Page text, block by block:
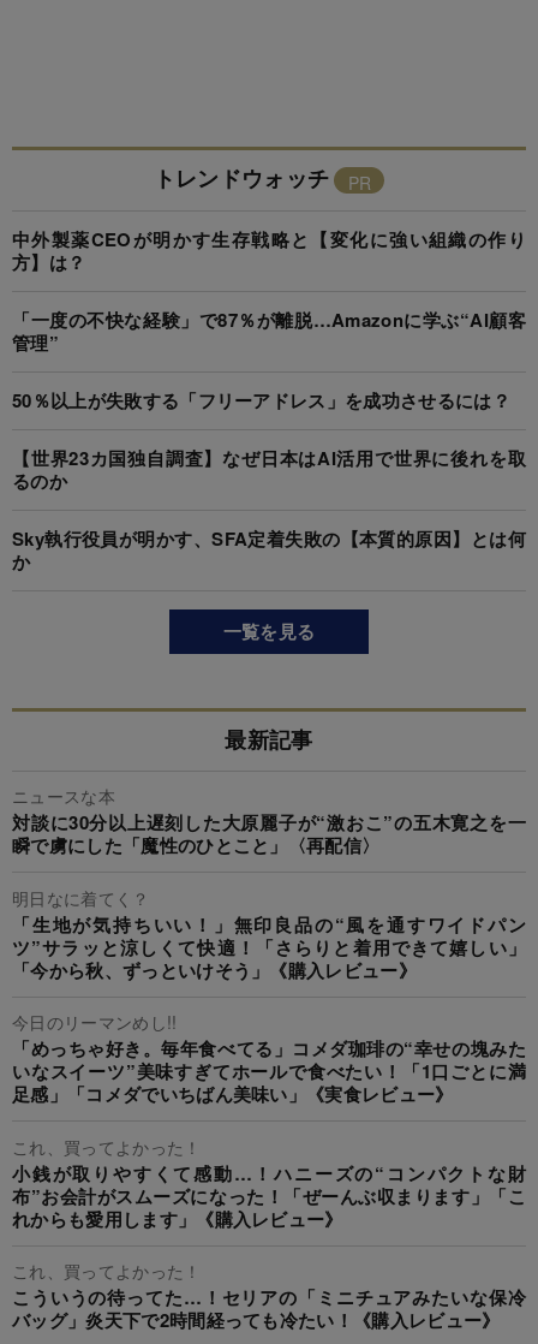
トレンドウォッチ
中外製薬CEOが明かす生存戦略と【変化に強い組織の作り
方】は？
「一度の不快な経験」で87％が離脱…Amazonに学ぶ“AI顧客
管理”
50％以上が失敗する「フリーアドレス」を成功させるには？
【世界23カ国独自調査】なぜ日本はAI活用で世界に後れを取
るのか
Sky執行役員が明かす、SFA定着失敗の【本質的原因】とは何
か
一覧を見る
最新記事
ニュースな本
対談に30分以上遅刻した大原麗子が“激おこ”の五木寛之を一
瞬で虜にした「魔性のひとこと」〈再配信〉
明日なに着てく？
「生地が気持ちいい！」無印良品の“風を通すワイドパン
ツ”サラッと涼しくて快適！「さらりと着用できて嬉しい」
「今から秋、ずっといけそう」《購入レビュー》
今日のリーマンめし!!
「めっちゃ好き。毎年食べてる」コメダ珈琲の“幸せの塊みた
いなスイーツ”美味すぎてホールで食べたい！「1口ごとに満
足感」「コメダでいちばん美味い」《実食レビュー》
これ、買ってよかった！
小銭が取りやすくて感動…！ハニーズの“コンパクトな財
布”お会計がスムーズになった！「ぜーんぶ収まります」「こ
れからも愛用します」《購入レビュー》
これ、買ってよかった！
こういうの待ってた…！セリアの「ミニチュアみたいな保冷
バッグ」炎天下で2時間経っても冷たい！《購入レビュー》